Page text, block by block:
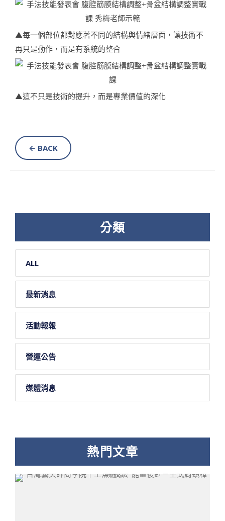
▲每一個部位都對應著不同的結構與情緒層面，讓技術不
再只是動作，而是有系統的整合
▲這不只是技術的提升，而是專業價值的深化
← BACK
分類
ALL
最新消息
活動報報
營運公告
媒體消息
熱門文章